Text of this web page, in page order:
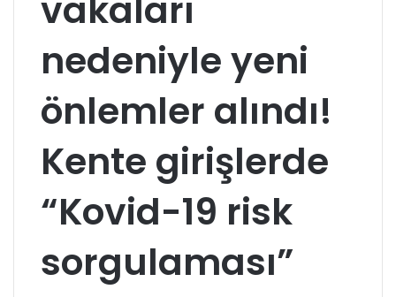
vakaları
nedeniyle yeni
önlemler alındı!
Kente girişlerde
“Kovid-19 risk
sorgulaması”